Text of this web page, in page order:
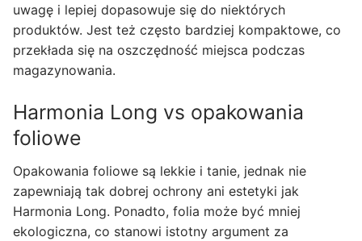
uwagę i lepiej dopasowuje się do niektórych
produktów. Jest też często bardziej kompaktowe, co
przekłada się na oszczędność miejsca podczas
magazynowania.
Harmonia Long vs opakowania
foliowe
Opakowania foliowe są lekkie i tanie, jednak nie
zapewniają tak dobrej ochrony ani estetyki jak
Harmonia Long. Ponadto, folia może być mniej
ekologiczna, co stanowi istotny argument za